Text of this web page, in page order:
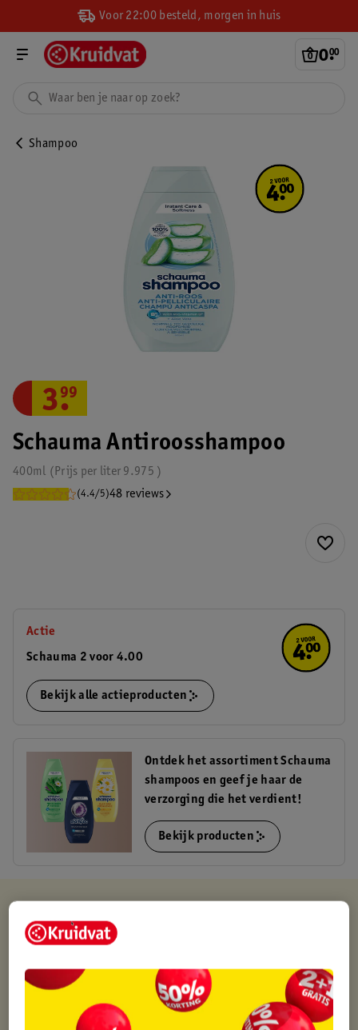
Voor 22:00 besteld, morgen in huis
0.
00
Shampoo
Schauma Antiroosshampoo
400ml 9.975
Prijs per liter
(4.4/5)48 reviews
3.
99
Actie
Schauma 2 voor 4.00
Bekijk alle actieproducten
Ontdek het assortiment Schauma
shampoos en geef je haar de
verzorging die het verdient!
Bekijk producten
Gratis ophalen in de winkel
Gratis thuisbezorgd vanaf 50.00
Gratis retourneren binnen 30 dagen
Gratis punten met je Kruidvat kaart